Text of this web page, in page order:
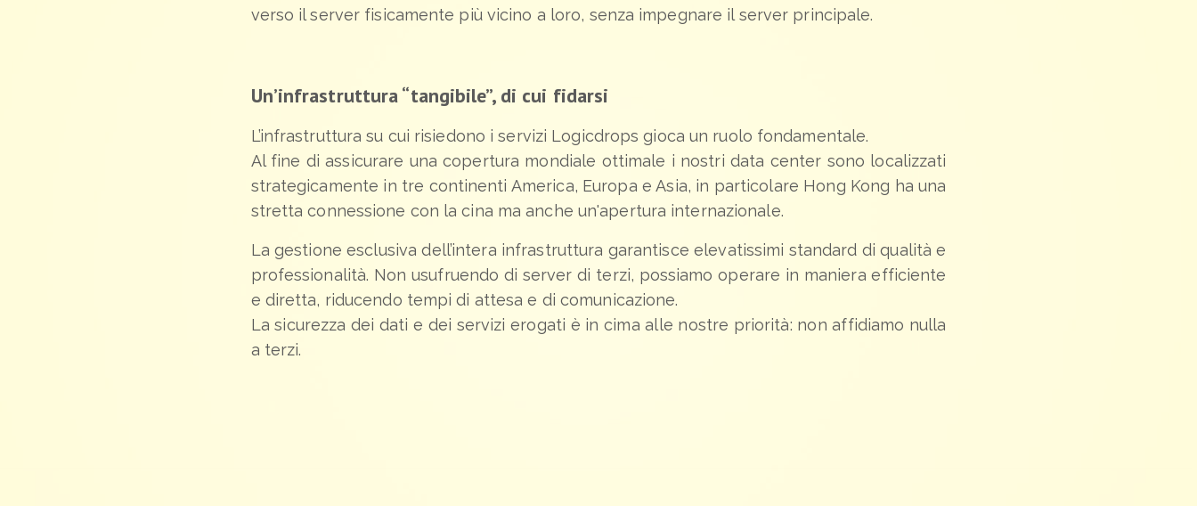
verso il server fisicamente più vicino a loro, senza impegnare il server principale.
Un’infrastruttura “tangibile”, di cui fidarsi
L’infrastruttura su cui risiedono i servizi Logicdrops gioca un ruolo fondamentale.
Al fine di assicurare una copertura mondiale ottimale i nostri data center sono localizzati
strategicamente in tre continenti America, Europa e Asia, in particolare Hong Kong ha una
stretta connessione con la cina ma anche un'apertura internazionale.
La gestione esclusiva dell’intera infrastruttura garantisce elevatissimi standard di qualità e
professionalità. Non usufruendo di server di terzi, possiamo operare in maniera efficiente
e diretta, riducendo tempi di attesa e di comunicazione.
La sicurezza dei dati e dei servizi erogati è in cima alle nostre priorità: non affidiamo nulla
a terzi.